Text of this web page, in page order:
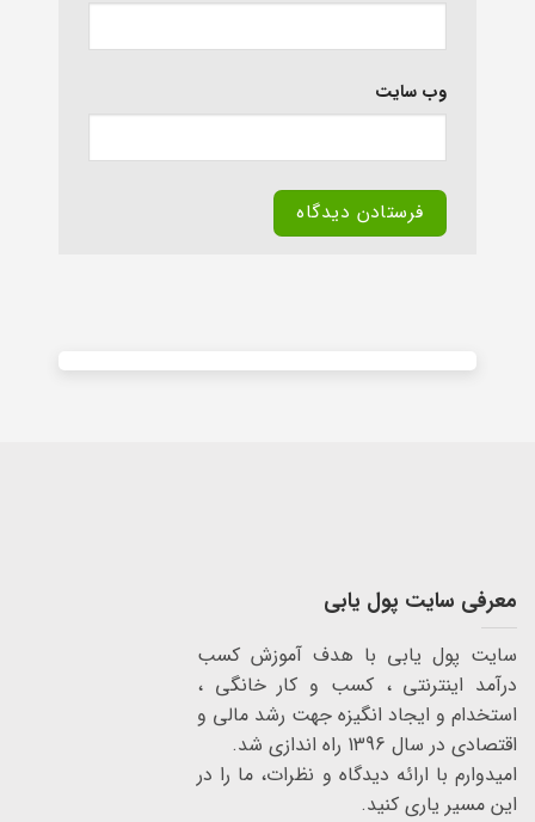
وب‌ سایت
معرفی سایت پول یابی
سایت پول یابی با هدف آموزش کسب
درآمد اینترنتی ، کسب و کار خانگی ،
استخدام و ایجاد انگیزه جهت رشد مالی و
اقتصادی در سال 1396 راه اندازی شد.
امیدوارم با ارائه دیدگاه و نظرات، ما را در
این مسیر یاری کنید.